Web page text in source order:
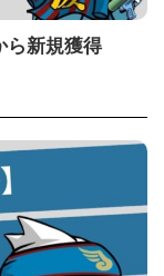
ら新規獲得